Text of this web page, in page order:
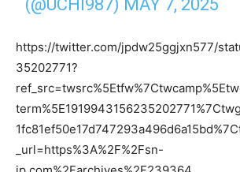
(@UCHI987) MAY 7, 2025
https://twitter.com/jpdw25ggjxn577/
35202771?
_url=https%3A%2F%2Fsn-